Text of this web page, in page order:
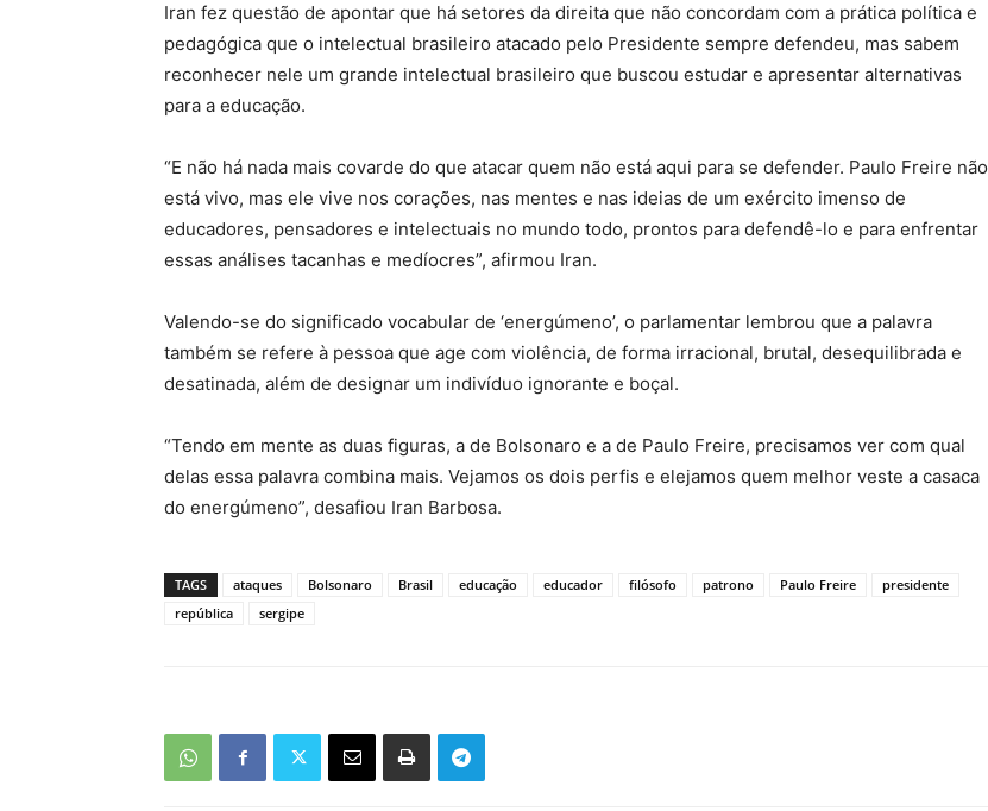
Iran fez questão de apontar que há setores da direita que não concordam com a prática política e
pedagógica que o intelectual brasileiro atacado pelo Presidente sempre defendeu, mas sabem
reconhecer nele um grande intelectual brasileiro que buscou estudar e apresentar alternativas
para a educação.
“E não há nada mais covarde do que atacar quem não está aqui para se defender. Paulo Freire não
está vivo, mas ele vive nos corações, nas mentes e nas ideias de um exército imenso de
educadores, pensadores e intelectuais no mundo todo, prontos para defendê-lo e para enfrentar
essas análises tacanhas e medíocres”, afirmou Iran.
Valendo-se do significado vocabular de ‘energúmeno’, o parlamentar lembrou que a palavra
também se refere à pessoa que age com violência, de forma irracional, brutal, desequilibrada e
desatinada, além de designar um indivíduo ignorante e boçal.
“Tendo em mente as duas figuras, a de Bolsonaro e a de Paulo Freire, precisamos ver com qual
delas essa palavra combina mais. Vejamos os dois perfis e elejamos quem melhor veste a casaca
do energúmeno”, desafiou Iran Barbosa.
TAGS ataques Bolsonaro Brasil educação educador filósofo patrono Paulo Freire
presidente
república
sergipe